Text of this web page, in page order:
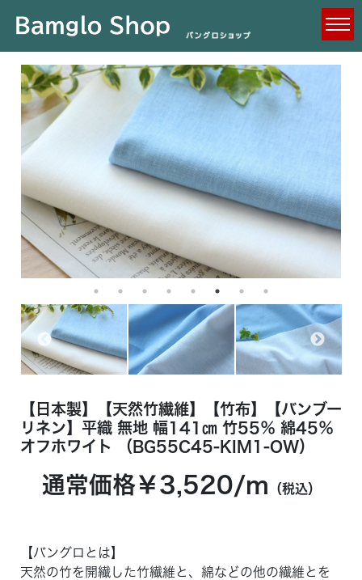
【日本製】【天然竹繊維】【竹布】【バンブー
リネン】平織 無地 幅141㎝ 竹55％ 綿45％
オフホワイト （BG55C45-KIM1-OW）
通常価格￥3,520/ｍ （税込）
【バングロとは】
天然の竹を開繊した竹繊維と、綿などの他の繊維とを